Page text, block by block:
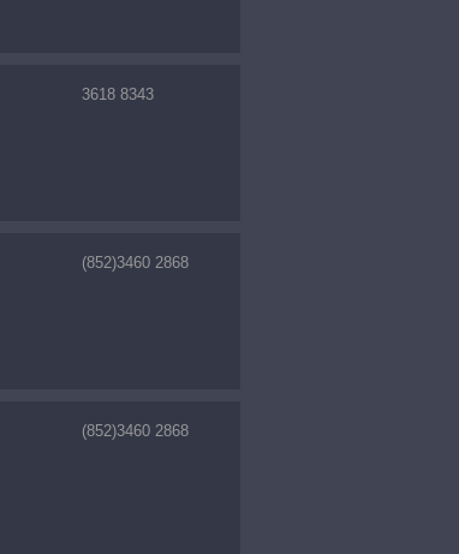
3618 8343
(852)3460 2868
(852)3460 2868